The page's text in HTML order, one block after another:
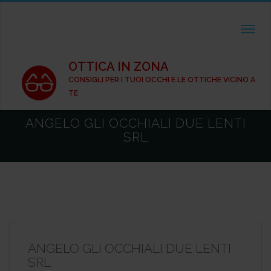
OTTICA IN ZONA
CONSIGLI PER I TUOI OCCHI E LE OTTICHE VICINO A
TE
ANGELO GLI OCCHIALI DUE LENTI
SRL
ANGELO GLI OCCHIALI DUE LENTI
SRL